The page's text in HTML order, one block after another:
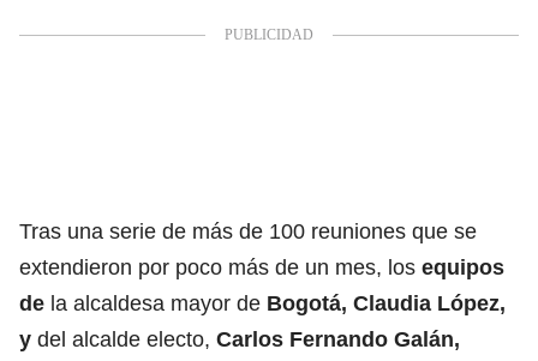
Tras una serie de más de 100 reuniones que se
extendieron por poco más de un mes, los equipos
de la alcaldesa mayor de Bogotá, Claudia López,
y del alcalde electo, Carlos Fernando Galán,